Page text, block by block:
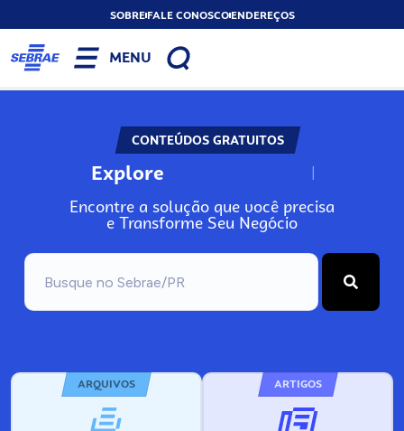
SOBREFALE CONOSCOENDEREÇOS
MENU
CONTEÚDOS GRATUITOS
Explore N
Encontre a solução que você precisa
e Transforme Seu Negócio
ARQUIVOS ARTIGOS